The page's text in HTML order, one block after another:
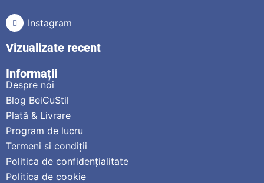
Instagram
Vizualizate recent
Informații
Despre noi
Blog BeiCuStil
Plată & Livrare
Program de lucru
Termeni si condiții
Politica de confidențialitate
Politica de cookie